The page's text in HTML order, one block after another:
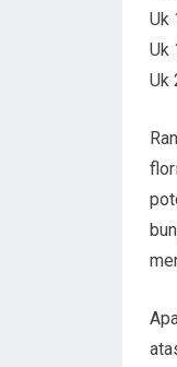
Uk
Uk
Uk